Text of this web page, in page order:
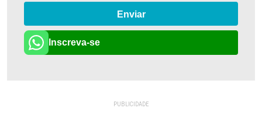
Enviar
Inscreva-se